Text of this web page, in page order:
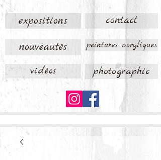
expositions contact
nouveautés peintures acryliques
vidéos photographic